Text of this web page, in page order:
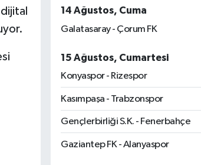
14 Ağustos, Cuma
Galatasaray - Çorum FK
15 Ağustos, Cumartesi
Konyaspor - Rizespor
Kasımpaşa - Trabzonspor
Gençlerbirliği S.K. - Fenerbahçe
Gaziantep FK - Alanyaspor